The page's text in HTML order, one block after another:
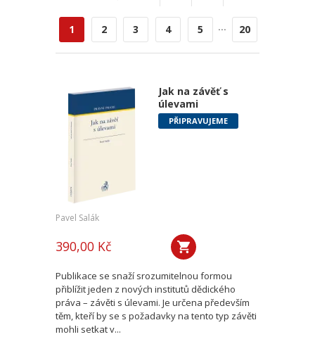
1 2 3 4 5 ... 20
Jak na závěť s
úlevami
PŘIPRAVUJEME
Pavel Salák
390,00 Kč
Publikace se snaží srozumitelnou formou
přiblížit jeden z nových institutů dědického
práva – závěti s úlevami. Je určena především
těm, kteří by se s požadavky na tento typ závěti
mohli setkat v...